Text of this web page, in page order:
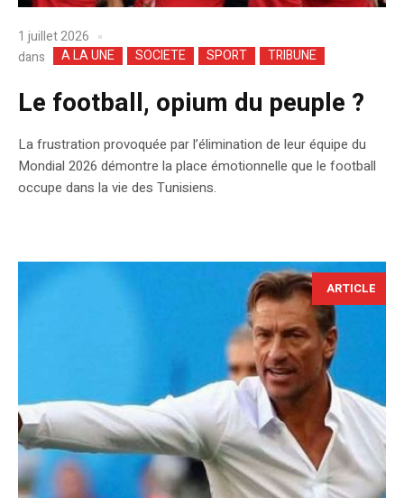
1 juillet 2026
dans
A LA UNE SOCIETE SPORT TRIBUNE
Le football, opium du peuple ?
La frustration provoquée par l’élimination de leur équipe du
Mondial 2026 démontre la place émotionnelle que le football
occupe dans la vie des Tunisiens.
ARTICLE